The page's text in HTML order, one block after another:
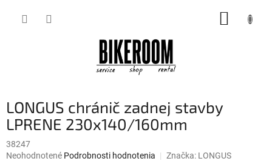
LONGUS chránič zadnej stavby
LPRENE 230x140/160mm
38247
Priemerné
Neohodnotené Podrobnosti hodnotenia Značka: LONGUS